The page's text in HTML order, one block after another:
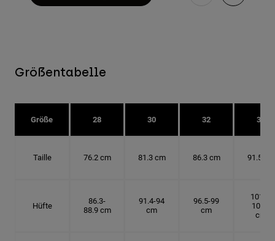
Größentabelle
Größe 28 30 32 34
Taille 76.2 cm 81.3 cm 86.3 cm 91.5 cm
Hüfte
86.3-
88.9 cm
91.4-94
cm
96.5-99
cm
101.6-
104.1
cm